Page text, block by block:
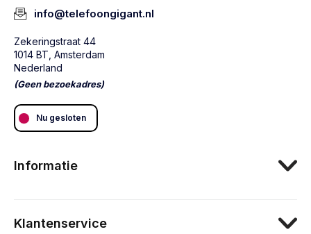
info@telefoongigant.nl
Zekeringstraat 44
1014 BT, Amsterdam
Nederland
(Geen bezoekadres)
Nu gesloten
Informatie
Klantenservice